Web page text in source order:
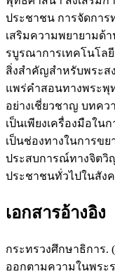
ประชาชน การจัดการ
เสริมความพยายามด้
รบูรณาการเทคโนโล
สิ่งสำคัญสำหรับพระส
แพร่คำสอนทางพระพุ
อย่างเชี่ยวชาญ บทคว
เป็นเพียงเครื่องมือใ
เป็นช่องทางในการข
ประสบการณ์ทางจิต
ประชาชนทั่วไปในสัง
เอกสารอ้างอิง
กระทรวงศึกษาธิการ.
ออกตามความในพระ